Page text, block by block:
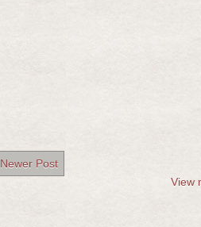
Newer Post
View